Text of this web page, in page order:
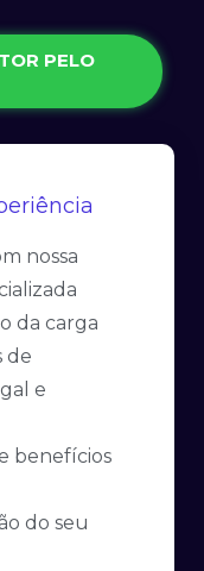
PELO
nossa
da carga
de
e
benefícios
do seu